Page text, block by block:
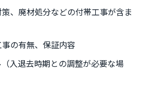
、廃材処分などの付帯工事が含ま
の有無、保証内容
入退去時期との調整が必要な場